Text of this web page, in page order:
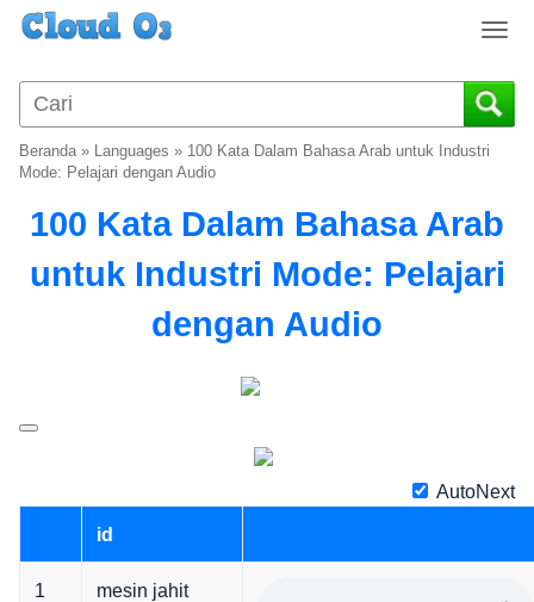
T
g
g
a
v
i
Beranda» Languages » 100 Kata Dalam Bahasa Arab untuk Industri
Mode: Pelajari dengan Audio
100 Kata Dalam Bahasa Arab
untuk Industri Mode: Pelajari
dengan Audio
AutoNext
id
1 mesin jahit